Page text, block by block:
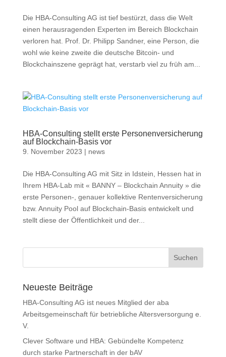
Die HBA-Consulting AG ist tief bestürzt, dass die Welt
einen herausragenden Experten im Bereich Blockchain
verloren hat. Prof. Dr. Philipp Sandner, eine Person, die
wohl wie keine zweite die deutsche Bitcoin- und
Blockchainszene geprägt hat, verstarb viel zu früh am...
HBA-Consulting stellt erste Personenversicherung
auf Blockchain-Basis vor
9. November 2023 | news
Die HBA-Consulting AG mit Sitz in Idstein, Hessen hat in
Ihrem HBA-Lab mit « BANNY – Blockchain Annuity » die
erste Personen-, genauer kollektive Rentenversicherung
bzw. Annuity Pool auf Blockchain-Basis entwickelt und
stellt diese der Öffentlichkeit und der...
Neueste Beiträge
HBA-Consulting AG ist neues Mitglied der aba
Arbeitsgemeinschaft für betriebliche Altersversorgung e.
V.
Clever Software und HBA: Gebündelte Kompetenz
durch starke Partnerschaft in der bAV